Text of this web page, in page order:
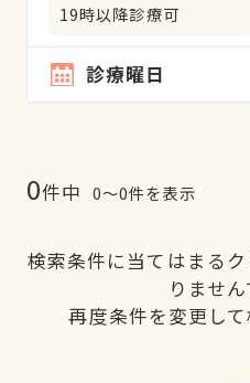
19時以降診療可
診療曜日
0件中 0〜0件を表示
検索条件に当てはまる
りません
再度条件を変更して